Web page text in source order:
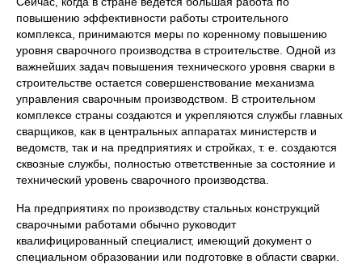
повышению эффективности работы строительного
комплекса, принимаются меры по коренному повышению
уровня сварочного производства в строительстве. Одной из
важнейших задач повышения технического уровня сварки в
строительстве остается совершенствование механизма
управления сварочным производством. В строительном
комплексе страны создаются и укрепляются службы главных
сварщиков, как в центральных аппаратах министерств и
ведомств, так и на предприятиях и стройках, т. е. создаются
сквозные службы, полностью ответственные за состояние и
технический уровень сварочного производства.
На предприятиях по производству стальных конструкций
сварочными работами обычно руководит
квалифицированный специалист, имеющий документ о
специальном образовании или подготовке в области сварки.